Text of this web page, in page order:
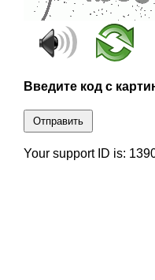
Введите код с
Отправить
Your support ID is: